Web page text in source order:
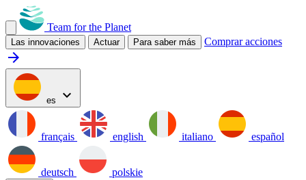
Team for the Planet
Las innovaciones Actuar Para saber más Comprar acciones
arrow_forward
es expand_more
français english italiano español
deutsch polskie